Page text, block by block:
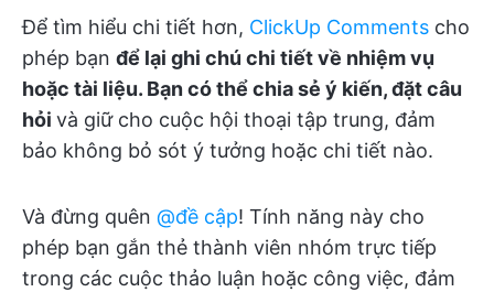
Để tìm hiểu chi tiết hơn, ClickUp Comments cho
phép bạn để lại ghi chú chi tiết về nhiệm vụ
hoặc tài liệu. Bạn có thể chia sẻ ý kiến, đặt câu
hỏi và giữ cho cuộc hội thoại tập trung, đảm
bảo không bỏ sót ý tưởng hoặc chi tiết nào.
Và đừng quên @đề cập! Tính năng này cho
phép bạn gắn thẻ thành viên nhóm trực tiếp
trong các cuộc thảo luận hoặc công việc, đảm